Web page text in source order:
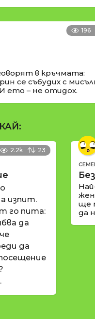
196
в кръчмата:
се събудих с
ето – не отидох.
2.2k 23
изпит.
го пита:
да
да
ще
да